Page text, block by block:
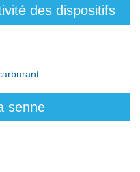
des dispositifs
senne